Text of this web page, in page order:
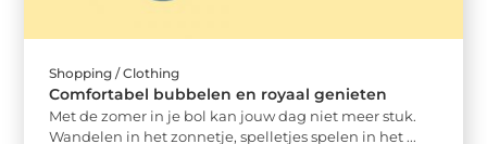
Shopping / Clothing
Comfortabel bubbelen en royaal genieten
Met de zomer in je bol kan jouw dag niet meer stuk.
Wandelen in het zonnetje, spelletjes spelen in het ...